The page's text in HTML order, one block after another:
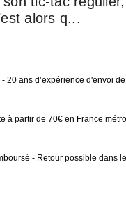
alors q...
20 ans d’expérience d'envoi
à partir de 70€ en France
- Retour possible dans